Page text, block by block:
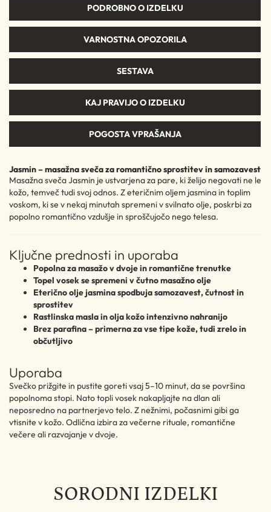
PODROBNO O IZDELKU
VARNOSTNA OPOZORILA
SESTAVA
KAJ PRAVIJO O IZDELKU
POGOSTA VPRAŠANJA
Jasmin – masažna sveča za romantično sprostitev in samozavest
Masažna sveča Jasmin je ustvarjena za pare, ki želijo negovati ne le
kožo, temveč tudi svoj odnos. Z eteričnim oljem jasmina in toplim
voskom, ki se v nekaj minutah spremeni v svilnato olje, poskrbi za
popolno romantično vzdušje in sproščujočo nego telesa.
Ključne prednosti in uporaba
Popolna za masažo v dvoje in romantične trenutke
Topel vosek se spremeni v čutno masažno olje
Eterično olje jasmina spodbuja samozavest, čutnost in
sprostitev
Rastlinska masla in olja kožo intenzivno nahranijo
Brez parafina – primerna za vse tipe kože, tudi zrelo in
občutljivo
Uporaba
Svečko prižgite in pustite goreti vsaj 5–10 minut, da se površina
popolnoma stopi. Nato topli vosek nakapljajte na dlan ali
neposredno na partnerjevo telo. Z nežnimi, počasnimi gibi ga
vtisnite v kožo. Odlična izbira za večerne rituale, romantične
večere ali razvajanje v dvoje.
SORODNI IZDELKI